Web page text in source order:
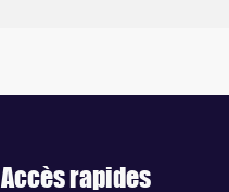
Accès rapides